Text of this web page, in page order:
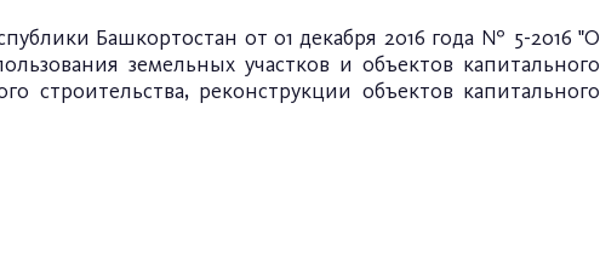
Башкортостан от 01 декабря 2016 года № 5-2016"О
земельных участков и объектов капитального
строительства, реконструкции объектов капитального